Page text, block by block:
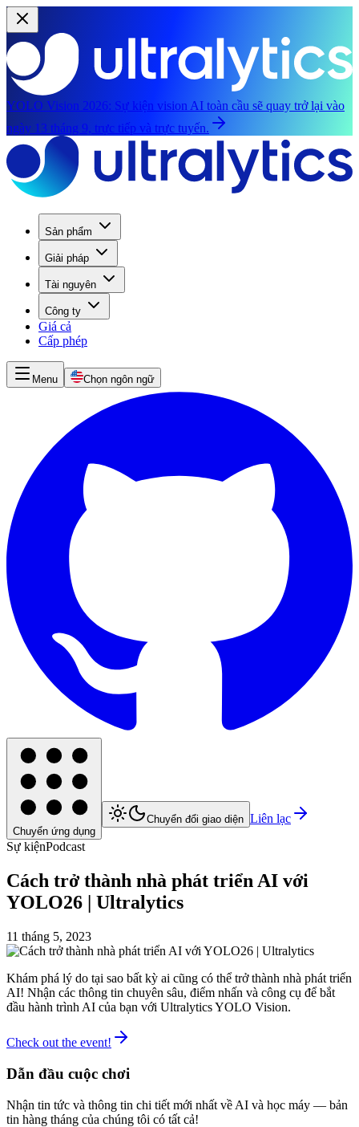
YOLO Vision 2026: Sự kiện vision AI toàn cầu sẽ quay trở lại vào
ngày 13 tháng 9, trực tiếp và trực tuyến.
Sản phẩm
Giải pháp
Tài nguyên
Công ty
Giá cả
Cấp phép
Menu Chọn ngôn ngữ
Chuyển ứng dụng
Chuyển đổi giao diện Liên lạc
Sự kiệnPodcast
Cách trở thành nhà phát triển AI với
YOLO26 | Ultralytics
11 tháng 5, 2023
Khám phá lý do tại sao bất kỳ ai cũng có thể trở thành nhà phát triển
AI! Nhận các thông tin chuyên sâu, điểm nhấn và công cụ để bắt
đầu hành trình AI của bạn với Ultralytics YOLO Vision.
Check out the event!
Dẫn đầu cuộc chơi
Nhận tin tức và thông tin chi tiết mới nhất về AI và học máy — bản
tin hàng tháng của chúng tôi có tất cả!